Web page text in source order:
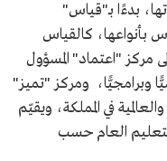
بدءًا بـ"قياس"
بأنواعها، كالقياس
مركز "اعتماد" المسؤول
وبرامجيًّا، ومركز "تميز"
في المملكة، ويقيّم
التعليم العام حسب